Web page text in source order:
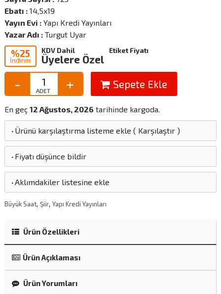
Ebatı :14,5x19
Yayın Evi :Yapı Kredi Yayınları
Yazar Adı :Turgut Uyar
%25
İndirim
KDV Dahil
Üyelere Özel
Etiket Fiyatı
Sepete Ekle
En geç 12 Ağustos, 2026 tarihinde kargoda.
· Ürünü karşılaştırma listeme ekle ( Karşılaştır)
· Fiyatı düşünce bildir
·Aklımdakiler listesine ekle
Büyük Saat, Şiir, Yapı Kredi Yayınları
Ürün Özellikleri
Ürün Açıklaması
Ürün Yorumları